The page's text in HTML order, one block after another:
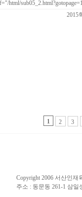
2015
1 2 3
Copyright 2006 서산인재
주소 : 동문동 261-1 삼일